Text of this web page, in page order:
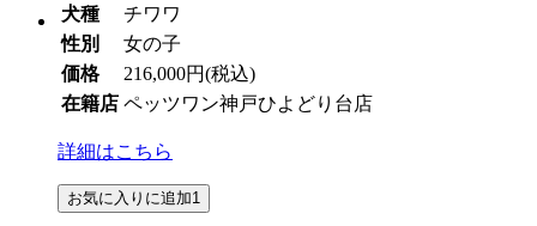
犬種
チワワ
性別
女の子
価格
216,000円(税込)
在籍店 ペッツワン神戸ひよどり台店
詳細はこちら
お気に入りに追加1